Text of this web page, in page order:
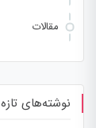
مقالات
نوشته‌های تازه